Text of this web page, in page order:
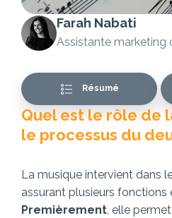
Quel est le rôle de
le processus du
La musique intervient dans
assurant plusieurs fonctions
Premièrement, elle
Farah Nabati
Assistante marketing
Résumé